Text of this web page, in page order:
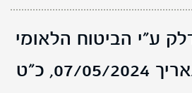
ע"י הביטוח הלאומי
05/2024,
כ"ט